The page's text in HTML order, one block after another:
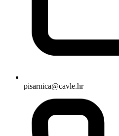
pisarnica@cavle.hr